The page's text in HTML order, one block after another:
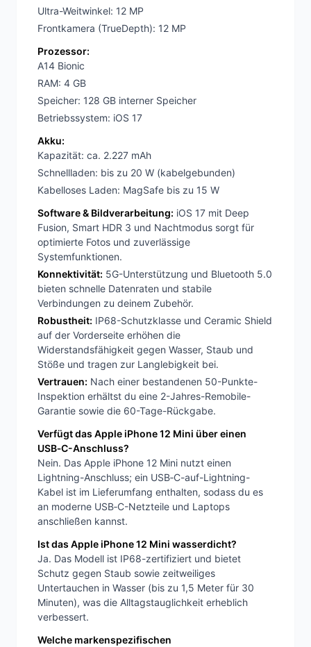
Ultra-Weitwinkel: 12 MP
Frontkamera (TrueDepth): 12 MP
Prozessor:
A14 Bionic
RAM: 4 GB
Speicher: 128 GB interner Speicher
Betriebssystem: iOS 17
Akku:
Kapazität: ca. 2.227 mAh
Schnellladen: bis zu 20 W (kabelgebunden)
Kabelloses Laden: MagSafe bis zu 15 W
Software & Bildverarbeitung: iOS 17 mit Deep
Fusion, Smart HDR 3 und Nachtmodus sorgt für
optimierte Fotos und zuverlässige
Systemfunktionen.
Konnektivität: 5G-Unterstützung und Bluetooth 5.0
bieten schnelle Datenraten und stabile
Verbindungen zu deinem Zubehör.
Robustheit: IP68-Schutzklasse und Ceramic Shield
auf der Vorderseite erhöhen die
Widerstandsfähigkeit gegen Wasser, Staub und
Stöße und tragen zur Langlebigkeit bei.
Vertrauen: Nach einer bestandenen 50-Punkte-
Inspektion erhältst du eine 2-Jahres-Remobile-
Garantie sowie die 60-Tage-Rückgabe.
Verfügt das Apple iPhone 12 Mini über einen
USB‑C-Anschluss?
Nein. Das Apple iPhone 12 Mini nutzt einen
Lightning-Anschluss; ein USB‑C-auf-Lightning-
Kabel ist im Lieferumfang enthalten, sodass du es
an moderne USB‑C-Netzteile und Laptops
anschließen kannst.
Ist das Apple iPhone 12 Mini wasserdicht?
Ja. Das Modell ist IP68-zertifiziert und bietet
Schutz gegen Staub sowie zeitweiliges
Untertauchen in Wasser (bis zu 1,5 Meter für 30
Minuten), was die Alltagstauglichkeit erheblich
verbessert.
Welche markenspezifischen